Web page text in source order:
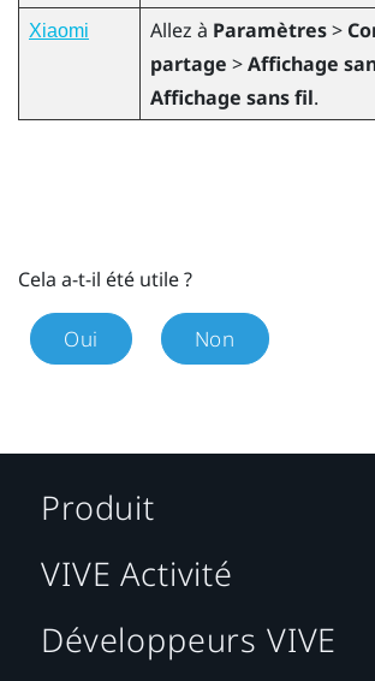
Xiaomi Allez à Paramètres>
partage >Affichage
Affichage sans fil.
Cela a-t-il été utile ?
Oui Non
Produit
VIVE Activité
Développeurs VIVE